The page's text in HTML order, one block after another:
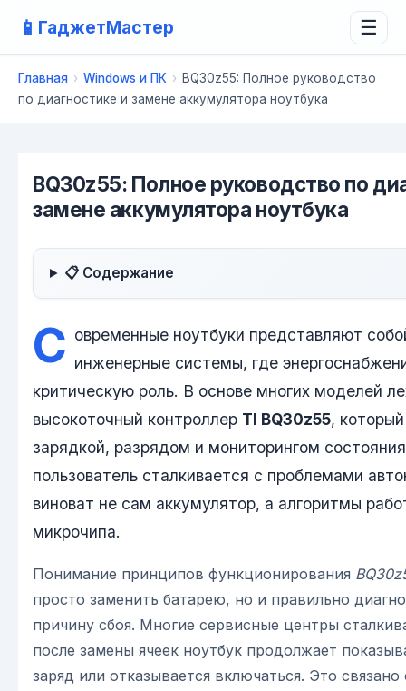
📱 ГаджетМастер ☰
Главная › Windows и ПК › BQ30z55: Полное руководство
по диагностике и замене аккумулятора ноутбука
BQ30z55: Полное руководство по
замене аккумулятора ноутбука
📋 Содержание
С овременные ноутбуки представляют
инженерные системы, где
критическую роль. В основе многих моделей
высокоточный контроллер TI BQ30z55,
зарядкой, разрядом и мониторингом
пользователь сталкивается с проблемами
виноват не сам аккумулятор, а алгоритмы
микрочипа.
Понимание принципов функционирования
просто заменить батарею, но и правильно
причину сбоя. Многие сервисные центры
после замены ячеек ноутбук продолжает
заряд или отказывается включаться. Это